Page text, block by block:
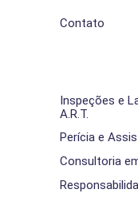
Contato
Inspeções e
A.R.T.
Perícia e
Consultoria